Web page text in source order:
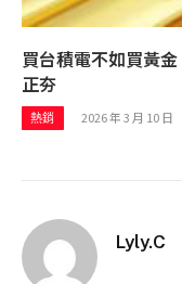
買台積電不如買黃
正夯
熱銷 2026 年 3 月 10 日
Lyly.C